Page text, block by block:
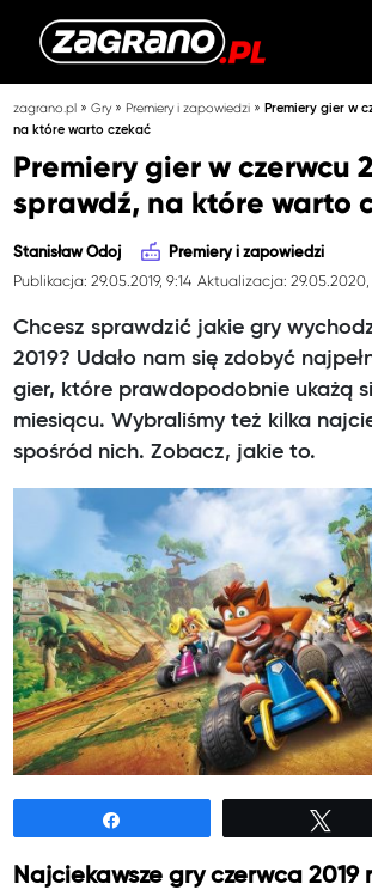
zagrano.pl »Gry» Premiery i zapowiedzi »Premiery gier w
na które warto czekać
Premiery gier w czerwcu
sprawdź, na które warto
Stanisław Odoj Premiery i zapowiedzi
Publikacja: 29.05.2019, 9:14 Aktualizacja: 29.05.2020,
Chcesz sprawdzić jakie gry
2019? Udało nam się zdobyć
gier, które prawdopodobnie ukażą
miesiącu. Wybraliśmy też kilka
spośród nich. Zobacz, jakie to.
Najciekawsze gry czerwca 2019